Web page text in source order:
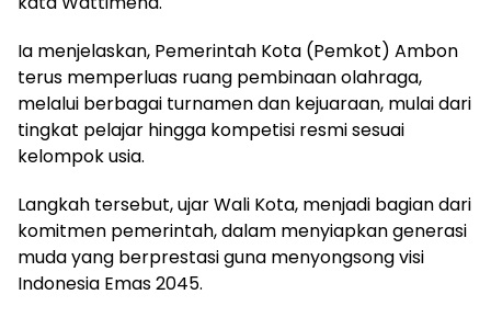
Ia menjelaskan, Pemerintah Kota (Pemkot) Ambon
terus memperluas ruang pembinaan olahraga,
melalui berbagai turnamen dan kejuaraan, mulai dari
tingkat pelajar hingga kompetisi resmi sesuai
kelompok usia.
Langkah tersebut, ujar Wali Kota, menjadi bagian dari
komitmen pemerintah, dalam menyiapkan generasi
muda yang berprestasi guna menyongsong visi
Indonesia Emas 2045.